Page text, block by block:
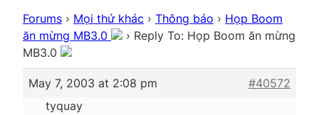
Forums › Mọi thứ khác › Thông báo › Họp Boom
ăn mừng MB3.0
› Reply To: Họp Boom ăn mừng
MB3.0
May 7, 2003 at 2:08 pm
#40572
tyquay